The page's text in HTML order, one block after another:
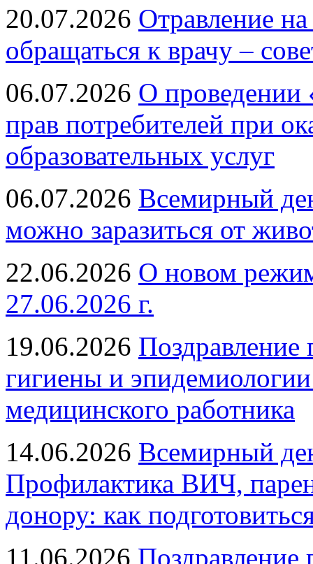
20.07.2026 Отравление
обращаться к врачу –
06.07.2026 О проведении
прав потребителей при
образовательных услуг
06.07.2026 Всемирный
можно заразиться от
22.06.2026 О новом
27.06.2026 г.
19.06.2026 Поздравление
гигиены и
медицинского работника
14.06.2026 Всемирный
Профилактика ВИЧ,
донору: как
11.06.2026 Поздравление